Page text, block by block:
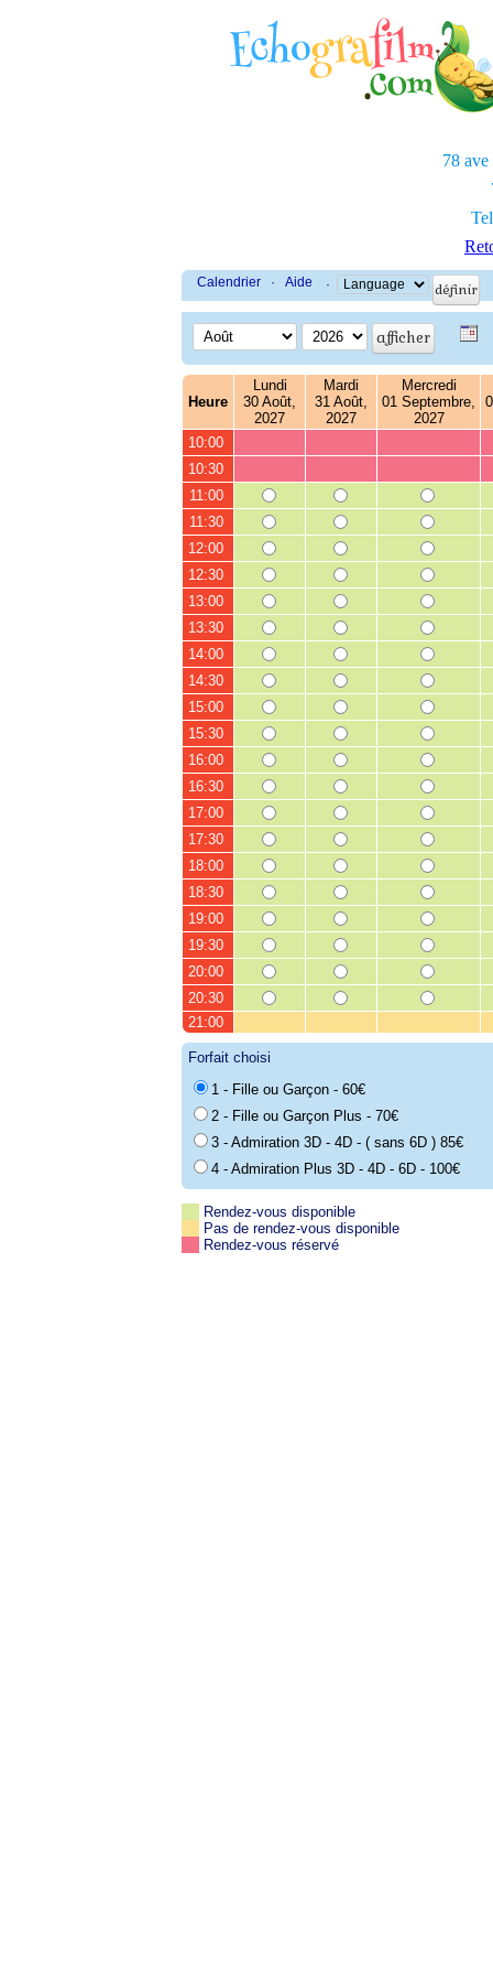
78 ave
Calendrier · Aide ·
Heure
Lundi
30 Août,
2027
Mardi
31 Août,
2027
Mercredi
01 Septembre,
2027
10:00
10:30
11:00
11:30
12:00
12:30
13:00
13:30
14:00
14:30
15:00
15:30
16:00
16:30
17:00
17:30
18:00
18:30
19:00
19:30
20:00
20:30
21:00
Forfait choisi
1 - Fille ou Garçon - 60€
2 - Fille ou Garçon Plus - 70€
3 - Admiration 3D - 4D - ( sans 6D ) 85€
4 - Admiration Plus 3D - 4D - 6D - 100€
Rendez-vous disponible
Pas de rendez-vous disponible
Rendez-vous réservé